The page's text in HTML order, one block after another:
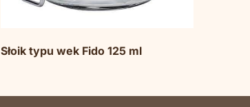
Słoik typu wek Fido 125 ml